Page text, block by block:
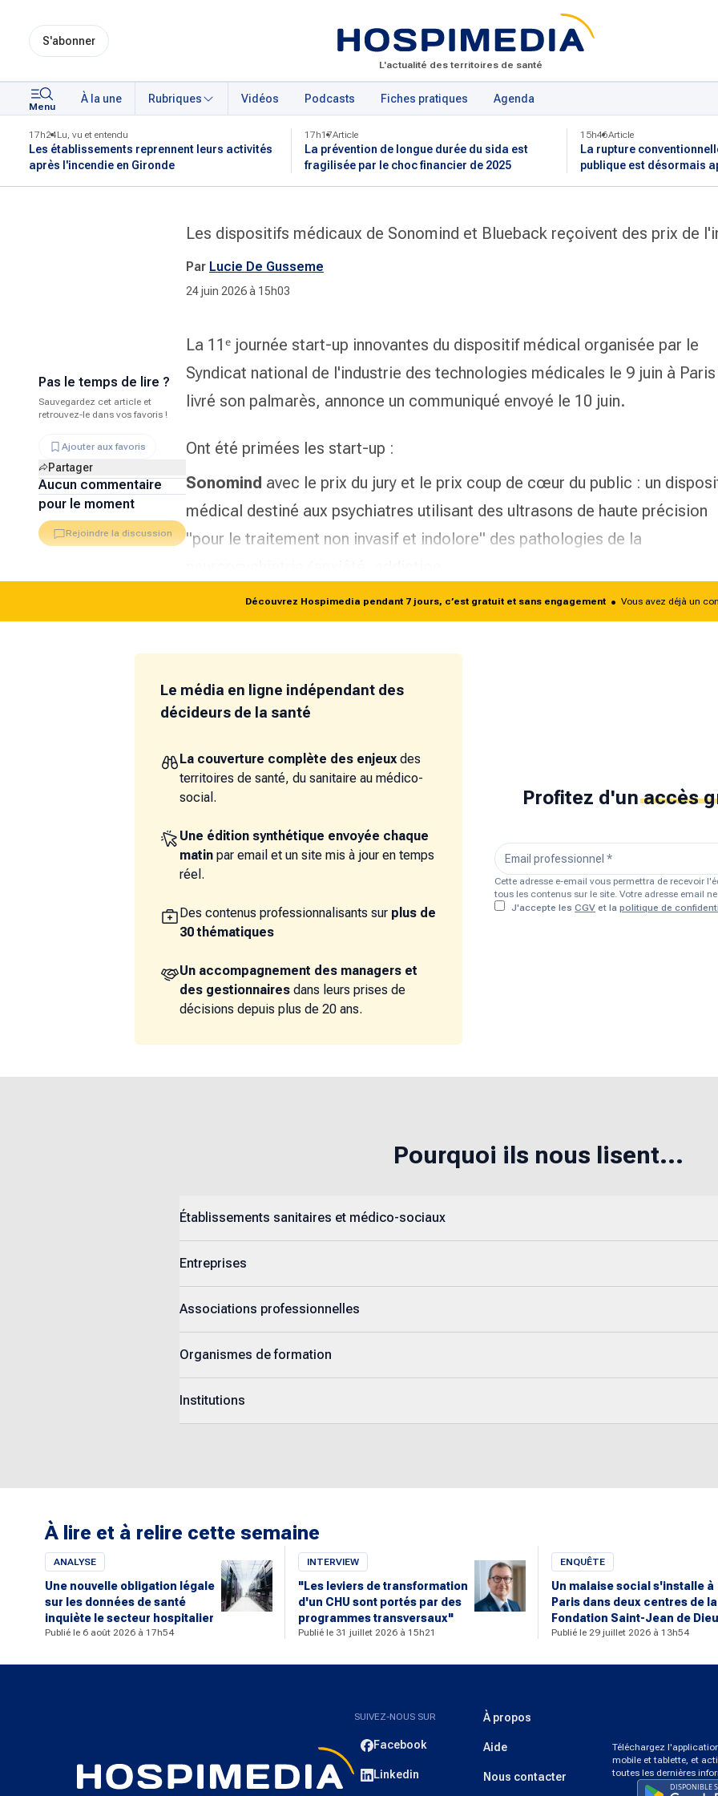
L'actualité des territoires de santé
S'abonner
Menu
À la une Rubriques Vidéos Podcasts Fiches pratiques Agenda
17h24Lu, vu et entendu
Les établissements reprennent leurs activités
après l'incendie en Gironde
17h17Article
La prévention de longue durée du sida est
fragilisée par le choc financier de 2025
15h46Article
La rupture
publique est désormais
Les dispositifs médicaux de Sonomind et Blueback reçoivent des prix de
Par Lucie De Gusseme
24 juin 2026 à 15h03
La 11ᵉ journée start-up innovantes du dispositif médical organisée par le
Syndicat national de l'industrie des technologies médicales le 9 juin à Paris
livré son palmarès, annonce un communiqué envoyé le 10 juin.
Ont été primées les start-up :
Sonomind avec le prix du jury et le prix coup de cœur du public : un
médical destiné aux psychiatres utilisant des ultrasons de haute précision
"pour le traitement non invasif et indolore" des pathologies de la
Pas le temps de lire ?
Sauvegardez cet article et
retrouvez-le dans vos favoris !
Ajouter aux favoris
Partager
Aucun commentaire
pour le moment
Rejoindre la discussion
Découvrez Hospimedia pendant 7 jours, c’est gratuit et sans engagement • Vous avez déjà un
Profitez d'un accès
Cette adresse e-email vous permettra de recevoir
tous les contenus sur le site. Votre adresse email
J'accepte les CGV et la politique de
Le média en ligne indépendant des
décideurs de la santé
La couverture complète des enjeuxdes
territoires de santé, du sanitaire au médico-
social.
Une édition synthétique envoyée chaque
matin par email et un site mis à jour en temps
réel.
Des contenus professionnalisants sur plus de
30 thématiques
Un accompagnement des managers et
des gestionnaires dans leurs prises de
décisions depuis plus de 20 ans.
Pourquoi ils nous lisent...
Établissements sanitaires et médico-sociaux
Entreprises
Associations professionnelles
Organismes de formation
Institutions
À lire et à relire cette semaine
ANALYSE
Une nouvelle obligation légale
sur les données de santé
inquiète le secteur hospitalier
Publié le 6 août 2026 à 17h54
INTERVIEW
"Les leviers de transformation
d'un CHU sont portés par des
programmes transversaux"
Publié le 31 juillet 2026 à 15h21
ENQUÊTE
Un malaise social s'installe à
Paris dans deux centres de la
Fondation Saint-Jean de Dieu
Publié le 29 juillet 2026 à 13h54
SUIVEZ-NOUS SUR
Facebook
Linkedin
À propos
Aide
Nous contacter
Téléchargez
mobile et tablette, et
toutes les dernières